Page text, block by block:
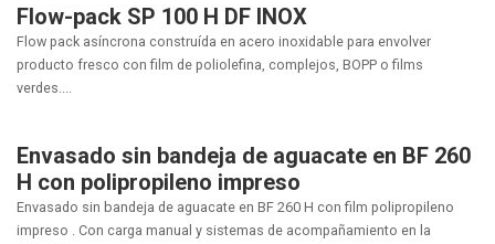
Flow-pack SP 100 H DF INOX
Flow pack asíncrona construída en acero inoxidable para envolver
producto fresco con film de poliolefina, complejos, BOPP o films
verdes....
Envasado sin bandeja de aguacate en BF 260
H con polipropileno impreso
Envasado sin bandeja de aguacate en BF 260 H con film polipropileno
impreso . Con carga manual y sistemas de acompañamiento en la